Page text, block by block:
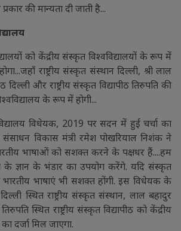
प्रकार की मान्यता दी जाती है...
को केंद्रीय संस्कृत विश्वविद्यालयों के रूप में
राष्ट्रीय संस्कृत संस्थान दिल्ली, श्री लाल
दिल्ली और राष्ट्रीय संस्कृत विद्यापीठ तिरुपति की
के रूप में होगी...
विधेयक, 2019 पर सदन में हुई चर्चा का
विकास मंत्री रमेश पोखरियाल निशंक ने
भाषाओं को सशक्त करने के पक्षधर हैं....हम
के ज्ञान के भंडार का उपयोग करेंगे. यदि संस्कृत
भाषाएं भी सशक्त होंगी. इस विधेयक के
स्थित राष्ट्रीय संस्कृत संस्थान, लाल बहादुर
स्थित राष्ट्रीय संस्कृत विद्यापीठ को केंद्रीय
दर्जा मिल जाएगा.